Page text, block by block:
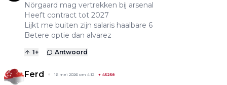
Nörgaard mag vertrekken bij arsenal
Heeft contract tot 2027
Lijkt me buiten zijn salaris haalbare 6
Betere optie dan alvarez
1+ Antwoord
Ferd 16 mei 2026 om 4:12 + 45258